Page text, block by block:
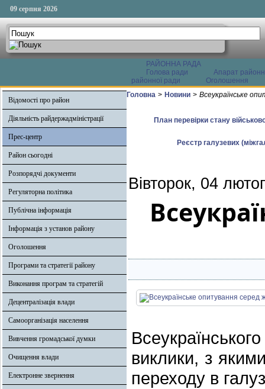
09 серпня 2026
РАЙОННА РАДА
Голова ради
Апарат
районної ради
Оголошення
Відомості про район
Діяльність райдержадміністрації
Прес-центр
Район сьогодні
Розпорядчі документи
Регуляторна політика
Публічна інформація
Інформація з установ району
Оголошення
Програми та стратегії району
Виконання програм та стратегій
Децентралізація влади
Самоорганізація населення
Вивчення громадської думки
Очищення влади
Електронне звернення
Головна > Новини > Всеукраїнське
План перевірки стану
Реєстр галузевих
Вівторок, 04
виклики, з
переходу в